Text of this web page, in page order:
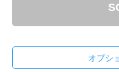
オプシ